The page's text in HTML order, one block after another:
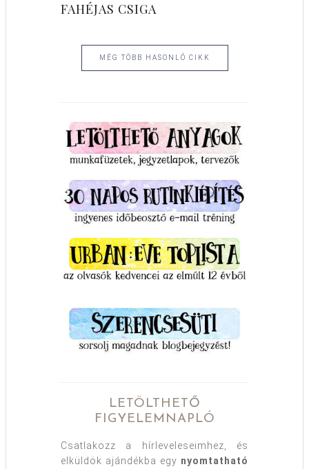
FAHÉJAS CSIGA
MÉG TÖBB HASONLÓ CIKK
LETÖLTHETŐ
FIGYELEMNAPLÓ
Csatlakozz a hírleveleseimhez, és
elküldök ajándékba egy nyomtatható